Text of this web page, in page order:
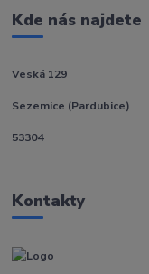
Kde nás najdete
Veská 129
Sezemice (Pardubice)
53304
Kontakty